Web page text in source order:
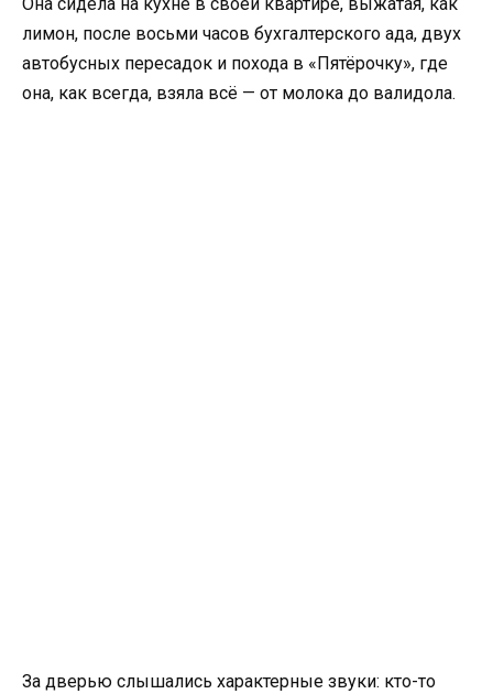
лимон, после восьми часов бухгалтерского ада, двух
автобусных пересадок и похода в «Пятёрочку», где
она, как всегда, взяла всё — от молока до валидола.
За дверью слышались характерные звуки: кто-то